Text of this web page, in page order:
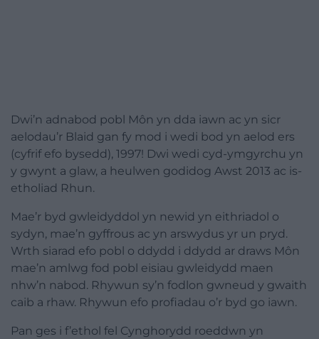
Dwi’n adnabod pobl Môn yn dda iawn ac yn sicr
aelodau’r Blaid gan fy mod i wedi bod yn aelod ers
(cyfrif efo bysedd), 1997! Dwi wedi cyd-ymgyrchu yn
y gwynt a glaw, a heulwen godidog Awst 2013 ac is-
etholiad Rhun.
Mae’r byd gwleidyddol yn newid yn eithriadol o
sydyn, mae’n gyffrous ac yn arswydus yr un pryd.
Wrth siarad efo pobl o ddydd i ddydd ar draws Môn
mae’n amlwg fod pobl eisiau gwleidydd maen
nhw’n nabod. Rhywun sy’n fodlon gwneud y gwaith
caib a rhaw. Rhywun efo profiadau o’r byd go iawn.
Pan ges i f’ethol fel Cynghorydd roeddwn yn